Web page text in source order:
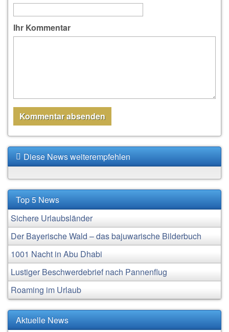
Ihr Kommentar
Diese News weiterempfehlen
Top 5 News
Sichere Urlaubsländer
Der Bayerische Wald – das bajuwarische Bilderbuch
1001 Nacht in Abu Dhabi
Lustiger Beschwerdebrief nach Pannenflug
Roaming im Urlaub
Aktuelle News